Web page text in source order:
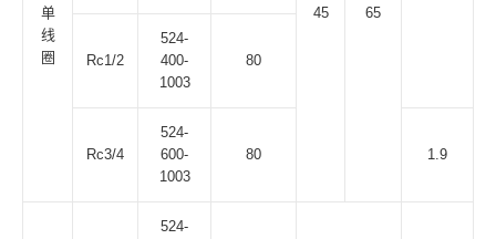
单
线
圈
45 65
Rc1/2
524-
400-
1003
80
Rc3/4
524-
600-
1003
80 1.9
524-